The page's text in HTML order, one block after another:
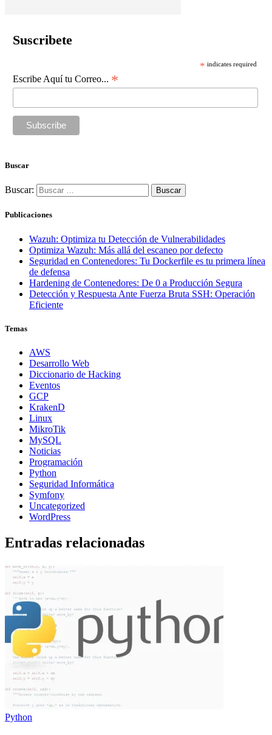
Suscribete
* indicates required
Escribe Aquí tu Correo... *
Buscar
Buscar:
Publicaciones
Wazuh: Optimiza tu Detección de Vulnerabilidades
Optimiza Wazuh: Más allá del escaneo por defecto
Seguridad en Contenedores: Tu Dockerfile es tu primera línea
de defensa
Hardening de Contenedores: De 0 a Producción Segura
Detección y Respuesta Ante Fuerza Bruta SSH: Operación
Eficiente
Temas
AWS
Desarrollo Web
Diccionario de Hacking
Eventos
GCP
KrakenD
Linux
MikroTik
MySQL
Noticias
Programación
Python
Seguridad Informática
Symfony
Uncategorized
WordPress
Entradas relacionadas
Python